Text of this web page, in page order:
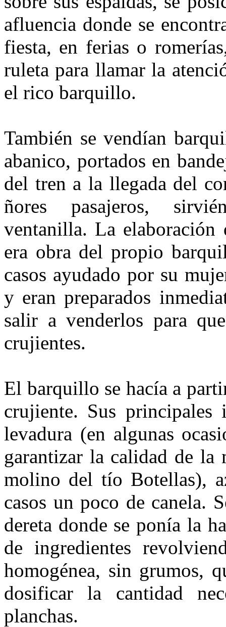
afluencia donde se
fiesta, en ferias o
ruleta para llamar la
el rico barquillo.
También se vendían
abanico, portados en
del tren a la llegada del
ñores pasajeros,
ventanilla. La elaboración
era obra del propio
casos ayu­dado por su
y eran preparados
salir a venderlos para
crujientes.
El barquillo se hacía a
crujiente. Sus
leva­dura (en algunas
garanti­zar la calidad de la
molino del tío Botellas),
casos un poco de canela.
dereta donde se ponía la
de in­gredientes
homogénea, sin grumos,
dosificar la cantidad
planchas.